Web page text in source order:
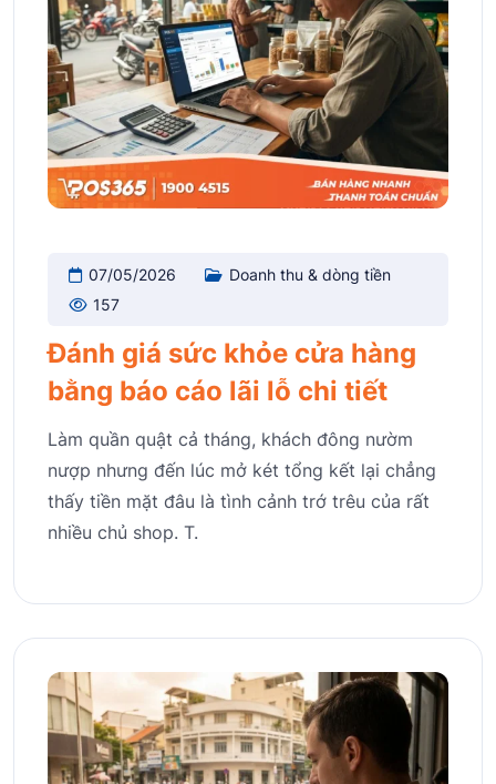
07/05/2026
Doanh thu & dòng tiền
157
Đánh giá sức khỏe cửa hàng
bằng báo cáo lãi lỗ chi tiết
Làm quần quật cả tháng, khách đông nườm
nượp nhưng đến lúc mở két tổng kết lại chẳng
thấy tiền mặt đâu là tình cảnh trớ trêu của rất
nhiều chủ shop. T.